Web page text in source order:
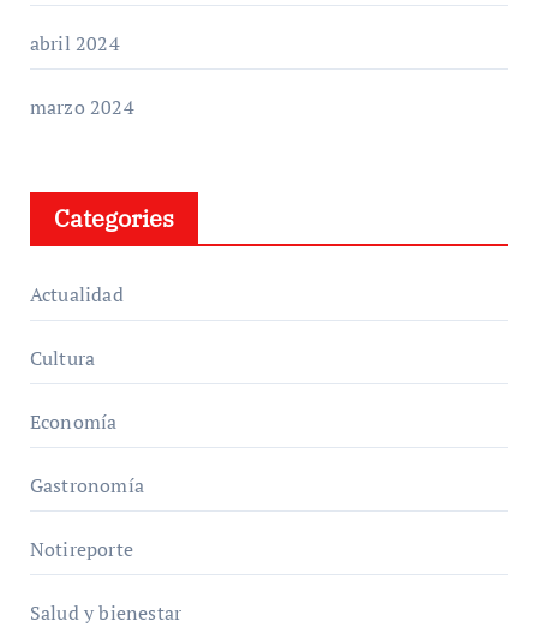
abril 2024
marzo 2024
Categories
Actualidad
Cultura
Economía
Gastronomía
Notireporte
Salud y bienestar